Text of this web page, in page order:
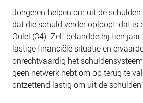
Jongeren helpen om uit de
dat die schuld verder oploopt: dat is
Oulel (34). Zelf belandde hij tien jaar
lastige financiële situatie en
onrechtvaardig het
geen netwerk hebt om op terug te
ontzettend lastig om uit de schulden